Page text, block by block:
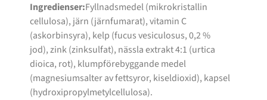
Ingredienser:Fyllnadsmedel (mikrokristallin
cellulosa), järn (järnfumarat), vitamin C
(askorbinsyra), kelp (fucus vesiculosus, 0,2 %
jod), zink (zinksulfat), nässla extrakt 4:1 (urtica
dioica, rot), klumpförebyggande medel
(magnesiumsalter av fettsyror, kiseldioxid), kapsel
(hydroxipropylmetylcellulosa).